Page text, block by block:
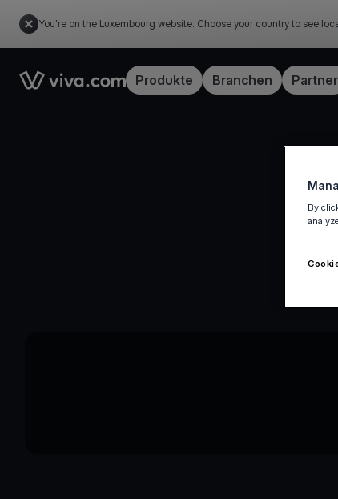
You're on the Luxembourg website. Choose your country to see
Link to the homepageProdukte Branchen Partner
By